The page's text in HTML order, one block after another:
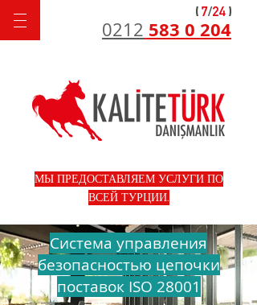
0212 583 0 204
МЫ ПРЕДОСТАВЛЯЕМ УСЛУГИ ПО
ВСЕЙ ТУРЦИИ.
Система управления
безопасностью цепочки
поставок ISO 28001